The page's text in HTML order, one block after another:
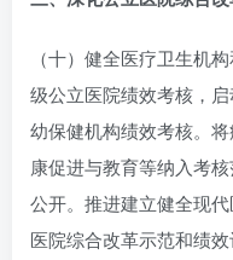
（十）健全医疗卫生机
级公立医院绩效考核，
幼保健机构绩效考核。
康促进与教育等纳入考
公开。推进建立健全现
医院综合改革示范和绩